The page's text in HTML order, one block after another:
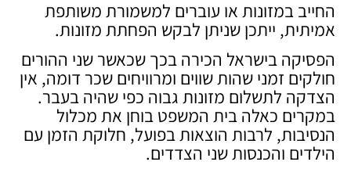
החייב במזונות או עוברים למשמורת משותפת
אמיתית, ייתכן שניתן לבקש הפחתת מזונות.
הפסיקה בישראל הכירה בכך שכאשר שני ההורים
חולקים זמני שהות שווים ומרוויחים שכר דומה, אין
הצדקה לתשלום מזונות גבוה כפי שהיה בעבר.
במקרים כאלה בית המשפט בוחן את מכלול
הנסיבות, לרבות הוצאות בפועל, חלוקת הזמן עם
הילדים והכנסות שני הצדדים.